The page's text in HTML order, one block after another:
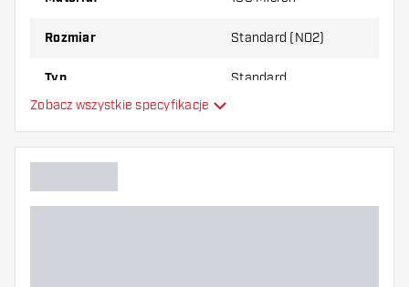
Rozmiar Standard (NO2)
Typ Standard
Główny kolor
Zobacz wszystkie specyfikacje